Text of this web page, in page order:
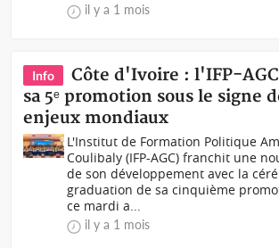
il y a 1 mois
Info
Côte d'Ivoire : l'IFP-
sa 5ᵉ promotion sous le signe
enjeux mondiaux
L'Institut de Formation Politique
Coulibaly (IFP-AGC) franchit une
de son développement avec la
graduation de sa cinquième
ce mardi a...
il y a 1 mois